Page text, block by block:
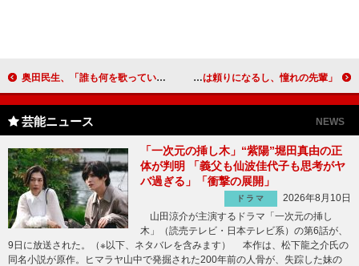
奥田民生、「誰も何を歌っているのか分からないはず」 妻夫木聡、「ラストに流れるこの曲に救われる」 長澤まさみ、小栗旬を「お兄ちゃん」と呼ぶ 「小栗くんは頼りになるし、憧れの先輩」
芸能ニュース NEWS
「一次元の挿し木」“紫陽”堀田真由の正
体が判明 「義父も仙波佳代子も思考がヤ
バ過ぎる」「衝撃の展開」
ドラマ
2026年8月10日
山田涼介が主演するドラマ「一次元の挿し
木」（読売テレビ・日本テレビ系）の第6話が、
9日に放送された。（※以下、ネタバレを含みます） 本作は、松下龍之介氏の
同名小説が原作。ヒマラヤ山中で発掘された200年前の人骨が、失踪した妹の